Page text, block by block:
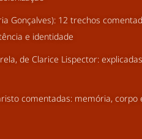
Gonçalves): 12 trechos
e identidade
de Clarice Lispector:
comentadas: memória, corpo